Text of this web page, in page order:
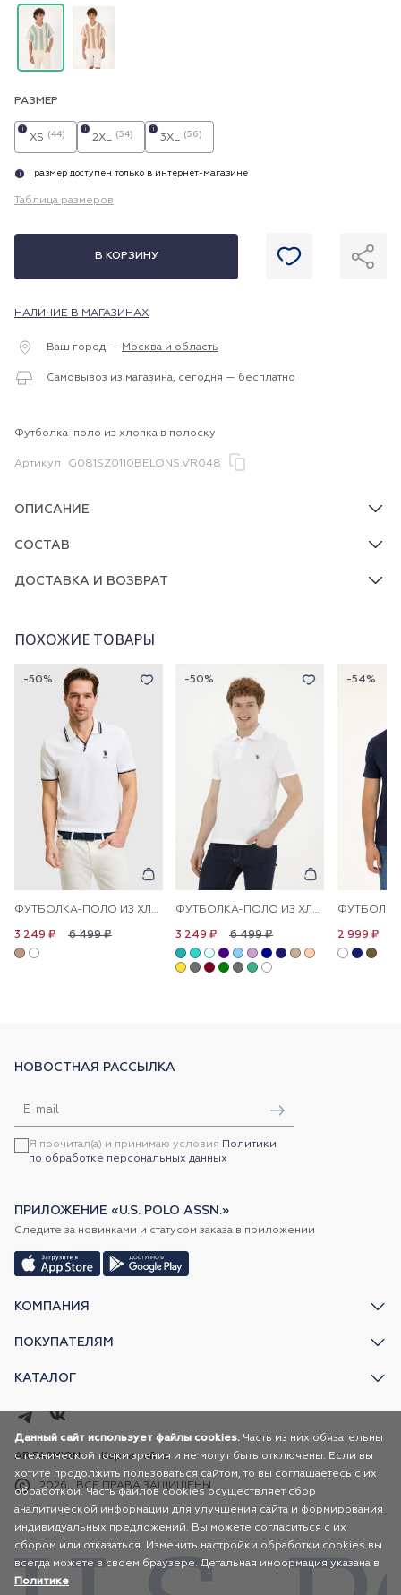
РАЗМЕР
XS (44)
i
2XL (54)
i
3XL (56)
i
i размер доступен только в интернет-магазине
Таблица размеров
В КОРЗИНУ
НАЛИЧИЕ В МАГАЗИНАХ
Ваш город — Москва и область
Самовывоз из магазина, сегодня — бесплатно
Футболка-поло из хлопка в полоску
Артикул G081SZ0110BELONS.VR048
ОПИСАНИЕ
СОСТАВ
ДОСТАВКА И ВОЗВРАТ
ПОХОЖИЕ ТОВАРЫ
-50%
ФУТБОЛКА-ПОЛО ИЗ ХЛОПКА С КОНТРАСТНОЙ ОКАНТОВКОЙ
6 499 ₽
3 249 ₽
-50%
ФУТБОЛКА-ПОЛО ИЗ ХЛОПКА
6 499 ₽
3 249 ₽
-54%
2 999 ₽
КОМПАНИЯ
ПОКУПАТЕЛЯМ
КАТАЛОГ
НОВОСТНАЯ РАССЫЛКА
Я прочитал(а) и принимаю условия Политики
по обработке персональных данных
ПРИЛОЖЕНИЕ «U.S. POLO ASSN.»
Следите за новинками и статусом заказа в приложении
2026 ВСЕ ПРАВА ЗАЩИЩЕНЫ
AR FASHION Карта сайта
Данный сайт использует файлы cookies. Часть из них обязательны
с технической точки зрения и не могут быть отключены. Если вы
хотите продолжить пользоваться сайтом, то вы соглашаетесь с их
обработкой. Часть файлов cookies осуществляет сбор
аналитической информации для улучшения сайта и формирования
индивидуальных предложений. Вы можете согласиться с их
сбором или отказаться. Изменить настройки обработки cookies вы
всегда можете в своем браузере. Детальная информация указана в
Политике